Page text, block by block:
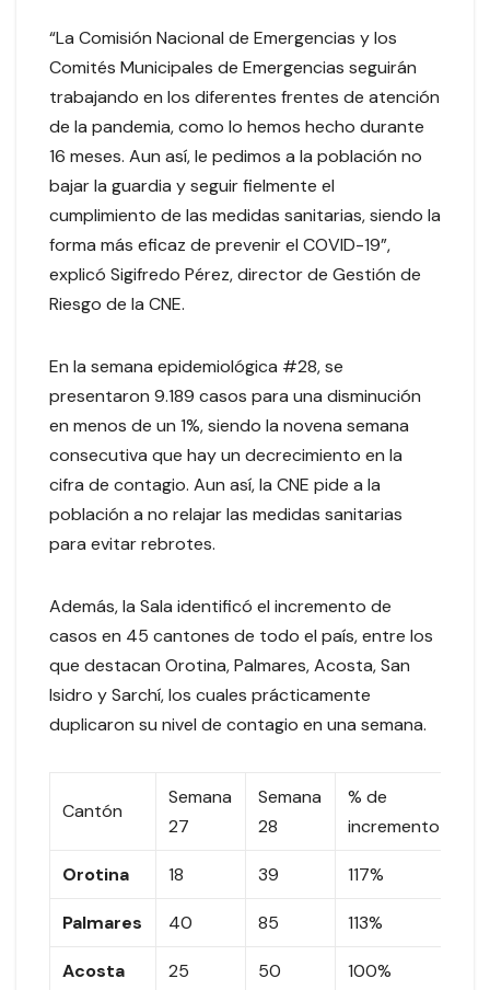
“La Comisión Nacional de Emergencias y los
Comités Municipales de Emergencias seguirán
trabajando en los diferentes frentes de atención
de la pandemia, como lo hemos hecho durante
16 meses. Aun así, le pedimos a la población no
bajar la guardia y seguir fielmente el
cumplimiento de las medidas sanitarias, siendo la
forma más eficaz de prevenir el COVID-19”,
explicó Sigifredo Pérez, director de Gestión de
Riesgo de la CNE.
En la semana epidemiológica #28, se
presentaron 9.189 casos para una disminución
en menos de un 1%, siendo la novena semana
consecutiva que hay un decrecimiento en la
cifra de contagio. Aun así, la CNE pide a la
población a no relajar las medidas sanitarias
para evitar rebrotes.
Además, la Sala identificó el incremento de
casos en 45 cantones de todo el país, entre los
que destacan Orotina, Palmares, Acosta, San
Isidro y Sarchí, los cuales prácticamente
duplicaron su nivel de contagio en una semana.
Cantón
Semana
27
Semana
28
% de
incremento
Orotina 18 39 117%
Palmares 40 85 113%
Acosta 25 50 100%